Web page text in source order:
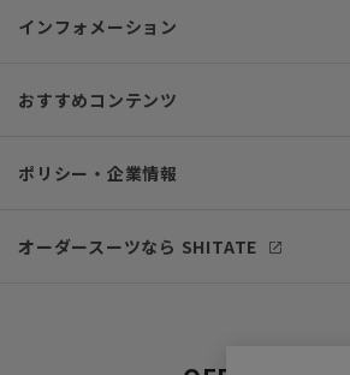
インフォメーション
おすすめコンテンツ
ポリシー・企業情報
オーダースーツなら SHITATE